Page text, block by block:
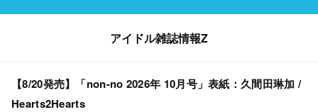
アイドル雑誌情報Z
【8/20発売】「non-no 2026年 10月号」表紙：久間田琳加 /
Hearts2Hearts